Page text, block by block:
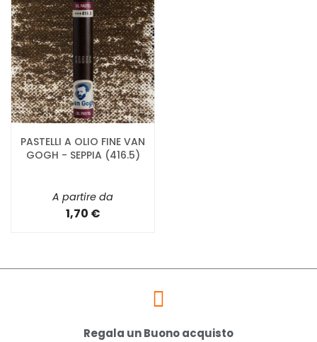
PASTELLI A OLIO FINE VAN
GOGH - SEPPIA (416.5)
A partire da
1,70 €
Regala un Buono acquisto